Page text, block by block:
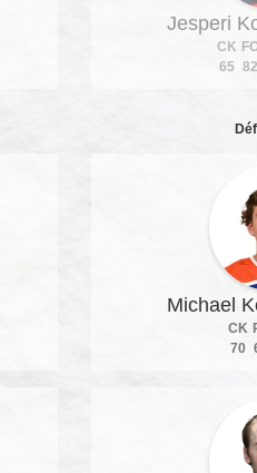
Jesperi
CK
65 82
Michael
CK
70